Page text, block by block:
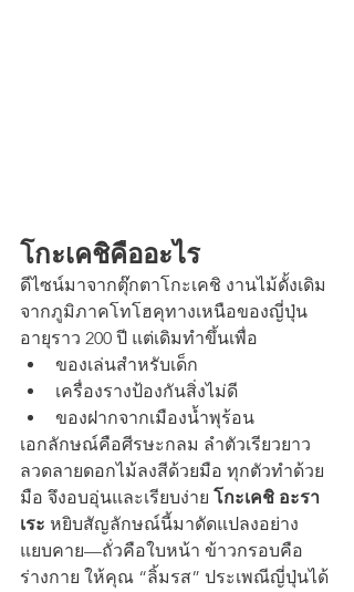
โกะเคชิคืออะไร
ดีไซน์มาจากตุ๊กตาโกะเคชิ งานไม้ดั้งเดิม
จากภูมิภาคโทโฮคุทางเหนือของญี่ปุ่น
อายุราว 200 ปี แต่เดิมทำขึ้นเพื่อ
ของเล่นสำหรับเด็ก
เครื่องรางป้องกันสิ่งไม่ดี
ของฝากจากเมืองน้ำพุร้อน
เอกลักษณ์คือศีรษะกลม ลำตัวเรียวยาว
ลวดลายดอกไม้ลงสีด้วยมือ ทุกตัวทำด้วย
มือ จึงอบอุ่นและเรียบง่าย โกะเคชิ อะรา
เระ หยิบสัญลักษณ์นี้มาดัดแปลงอย่าง
แยบคาย—ถั่วคือใบหน้า ข้าวกรอบคือ
ร่างกาย ให้คุณ “ลิ้มรส” ประเพณีญี่ปุ่นได้